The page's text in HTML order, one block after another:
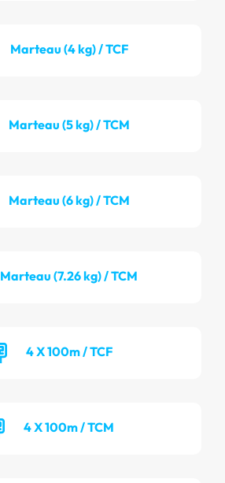
Marteau (4 kg) / TCF
Marteau (5 kg) / TCM
Marteau (6 kg) / TCM
Marteau (7.26 kg) / TCM
4 X 100m / TCF
4 X 100m / TCM